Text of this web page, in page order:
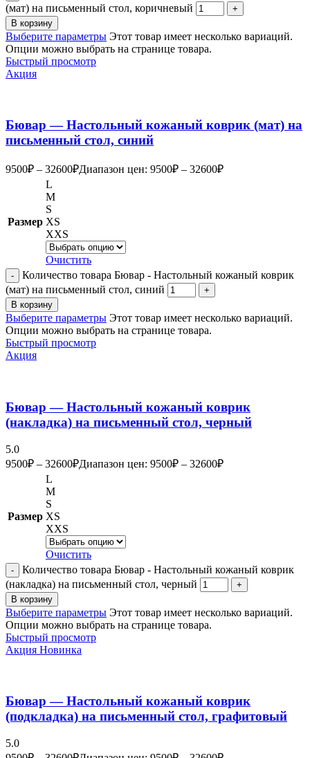
(мат) на письменный стол, коричневый
В корзину
Выберите параметры Этот товар имеет несколько вариаций.
Опции можно выбрать на странице товара.
Быстрый просмотр
Акция
Бювар — Настольный кожаный коврик (мат) на
письменный стол, синий
9500₽ – 32600₽Диапазон цен: 9500₽ – 32600₽
Размер
L
M
S
XS
XXS
Очистить
Количество товара Бювар - Настольный кожаный коврик
(мат) на письменный стол, синий
В корзину
Выберите параметры Этот товар имеет несколько вариаций.
Опции можно выбрать на странице товара.
Быстрый просмотр
Акция
Бювар — Настольный кожаный коврик
(накладка) на письменный стол, черный
5.0
9500₽ – 32600₽Диапазон цен: 9500₽ – 32600₽
Размер
L
M
S
XS
XXS
Очистить
Количество товара Бювар - Настольный кожаный коврик
(накладка) на письменный стол, черный
В корзину
Выберите параметры Этот товар имеет несколько вариаций.
Опции можно выбрать на странице товара.
Быстрый просмотр
Акция Новинка
Бювар — Настольный кожаный коврик
(подкладка) на письменный стол, графитовый
5.0